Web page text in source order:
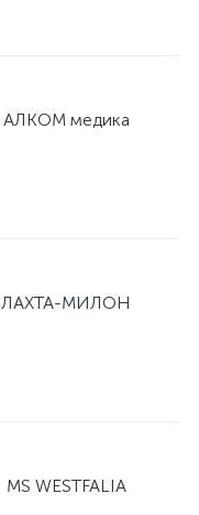
АЛКОМ медика
ЛАХТА-МИЛОН
MS WESTFALIA